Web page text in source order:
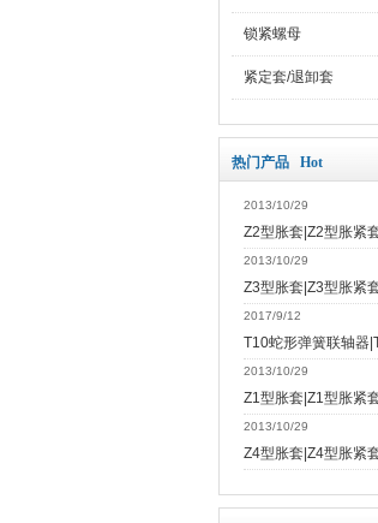
锁紧螺母
紧定套/退卸套
热门产品 Hot
2013/10/29
Z2型胀套|Z2型胀紧
2013/10/29
Z3型胀套|Z3型胀紧
2017/9/12
T10蛇形弹簧联轴器
2013/10/29
Z1型胀套|Z1型胀紧
2013/10/29
Z4型胀套|Z4型胀紧